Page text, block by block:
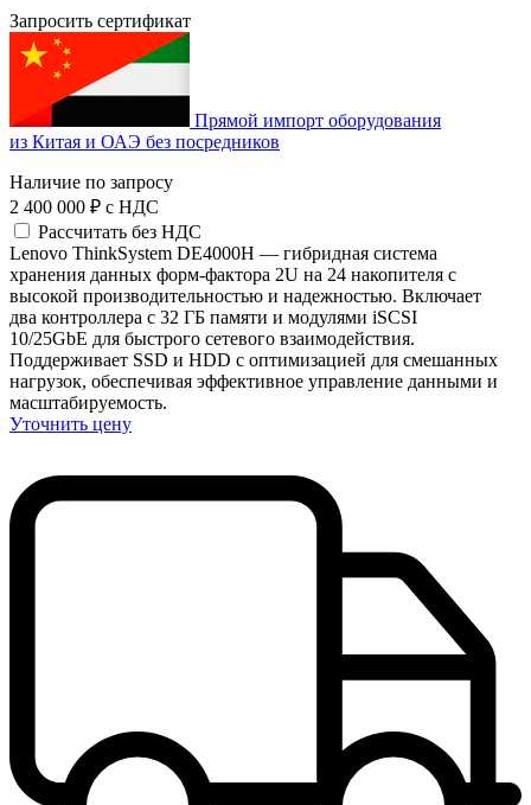
Запросить сертификат
Прямой импорт оборудования
из Китая и ОАЭ без посредников
Наличие по запросу
2 400 000 ₽ с НДС
Рассчитать без НДС
Lenovo ThinkSystem DE4000H — гибридная система
хранения данных форм-фактора 2U на 24 накопителя с
высокой производительностью и надежностью. Включает
два контроллера с 32 ГБ памяти и модулями iSCSI
10/25GbE для быстрого сетевого взаимодействия.
Поддерживает SSD и HDD с оптимизацией для смешанных
нагрузок, обеспечивая эффективное управление данными и
масштабируемость.
Уточнить цену